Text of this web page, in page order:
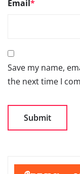
Email*
Save my name,
the next time I